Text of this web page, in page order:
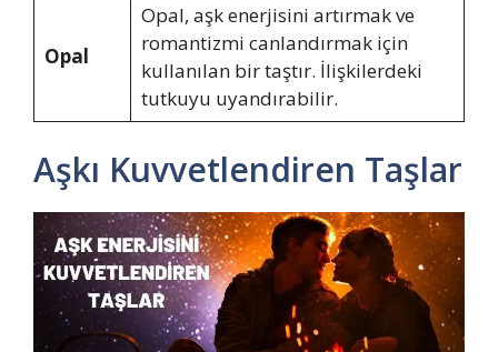
Opal
Opal, aşk enerjisini artırmak ve
romantizmi canlandırmak için
kullanılan bir taştır. İlişkilerdeki
tutkuyu uyandırabilir.
Aşkı Kuvvetlendiren Taşlar